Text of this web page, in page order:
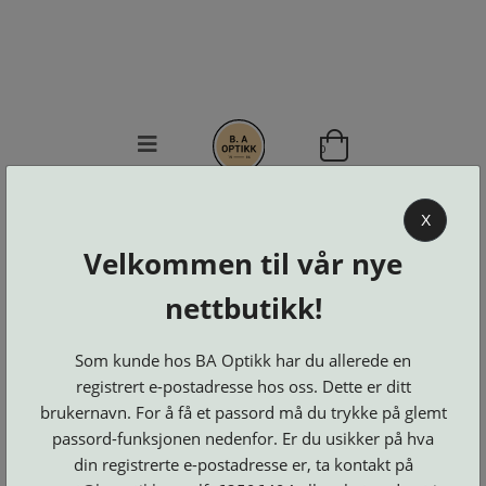
KJØPSVILKÅR
KONTAKT
OSS
DELER
LOGG INN
0
Brillerens
Brillesnorer
Clip-
on
og
Suncover
Etuier
Innfatninger
Lesebriller
og
Speil
Maskiner
Neseputer
Solbriller
Se alle kategorier
X
Velkommen til vår nye
nettbutikk!
Som kunde hos BA Optikk har du allerede en
registrert e-postadresse hos oss. Dette er ditt
brukernavn. For å få et passord må du trykke på glemt
passord-funksjonen nedenfor. Er du usikker på hva
din registrerte e-postadresse er, ta kontakt på